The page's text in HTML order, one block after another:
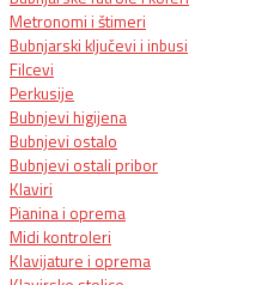
Metronomi i štimeri
Bubnjarski ključevi i inbusi
Filcevi
Perkusije
Bubnjevi higijena
Bubnjevi ostalo
Bubnjevi ostali pribor
Klaviri
Pianina i oprema
Midi kontroleri
Klavijature i oprema